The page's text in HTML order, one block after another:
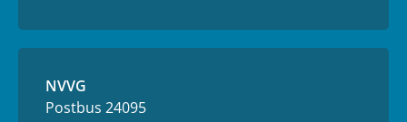
NVVG
Postbus 24095